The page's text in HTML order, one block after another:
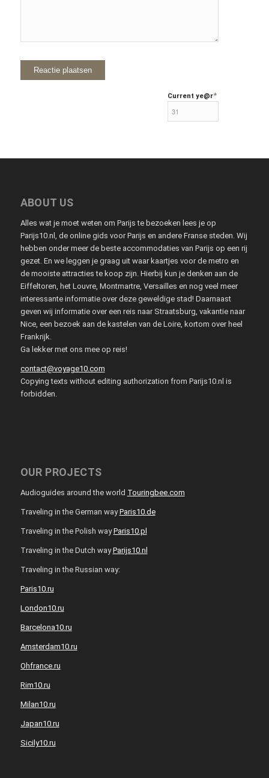
Current ye@r*
ABOUT US
Alles wat je moet weten om Parijs te bezoeken lees je op
Parijs10.nl, de online gids voor Parijs en andere Franse steden. Wij
hebben onder meer de beste accommodaties van Parijs op een rij
gezet. En we leggen je graag uit waar kaartjes voor de metro en
de mooiste attracties te koop zijn. Hierbij kun je denken aan de
Eiffeltoren, het Louvre, Montmartre, Versailles en nog veel meer
interessante informatie over deze geweldige stad! Daarnaast
geven wij informatie over een reis naar Straatsburg, vakantie naar
Nice, een bezoek aan de kastelen van de Loire, kortom over heel
Frankrijk.
Ga lekker met ons mee op reis!
contact@voyage10.com
Copying texts without editing authorization from Parijs10.nl is
forbidden.
OUR PROJECTS
Audioguides around the world Touringbee.com
Traveling in the German wayParis10.de
Traveling in the Polish wayParis10.pl
Traveling in the Dutch wayParijs10.nl
Traveling in the Russian way:
Paris10.ru
London10.ru
Barcelona10.ru
Amsterdam10.ru
Ohfrance.ru
Rim10.ru
Milan10.ru
Japan10.ru
Sicily10.ru